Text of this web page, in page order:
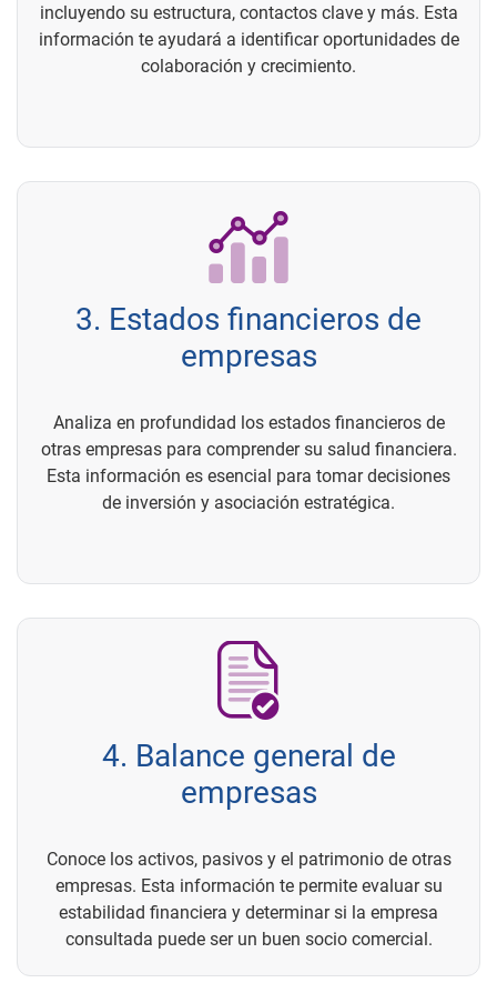
incluyendo su estructura, contactos clave y más. Esta
información te ayudará a identificar oportunidades de
colaboración y crecimiento.
3. Estados financieros de
empresas
Analiza en profundidad los estados financieros de
otras empresas para comprender su salud financiera.
Esta información es esencial para tomar decisiones
de inversión y asociación estratégica.
4. Balance general de
empresas
Conoce los activos, pasivos y el patrimonio de otras
empresas. Esta información te permite evaluar su
estabilidad financiera y determinar si la empresa
consultada puede ser un buen socio comercial.